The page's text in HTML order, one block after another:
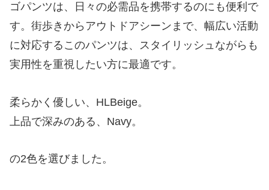
ゴパンツは、日々の必需品を携帯するのにも便利で
す。街歩きからアウトドアシーンまで、幅広い活動
に対応するこのパンツは、スタイリッシュながらも
実用性を重視したい方に最適です。
柔らかく優しい、HLBeige。
上品で深みのある、Navy。
の2色を選びました。